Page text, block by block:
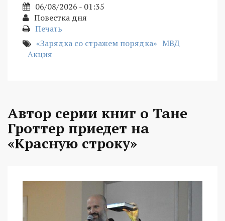
06/08/2026 - 01:35
Повестка дня
Печать
«Зарядка со стражем порядка» МВД
Акция
Автор серии книг о Тане
Гроттер приедет на
«Красную строку»